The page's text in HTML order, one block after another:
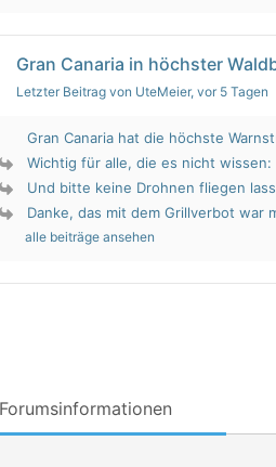
Gran Canaria in höchster
Letzter Beitrag von UteMeier, vor 5 Tagen
Gran Canaria hat die höchste
Wichtig für alle, die es nicht wissen:
Und bitte keine Drohnen fliegen
Danke, das mit dem Grillverbot war
alle beiträge ansehen
Forumsinformationen